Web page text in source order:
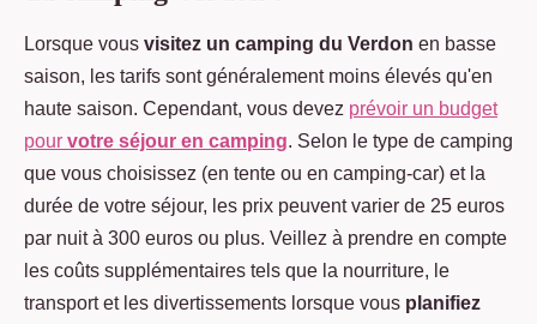
Lorsque vous visitez un camping du Verdon en basse
saison, les tarifs sont généralement moins élevés qu'en
haute saison. Cependant, vous devez prévoir un budget
pour votre séjour en camping. Selon le type de camping
que vous choisissez (en tente ou en camping-car) et la
durée de votre séjour, les prix peuvent varier de 25 euros
par nuit à 300 euros ou plus. Veillez à prendre en compte
les coûts supplémentaires tels que la nourriture, le
transport et les divertissements lorsque vous planifiez